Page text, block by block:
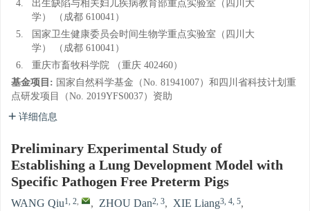
4.
出生缺陷与相关妇儿疾病教育部重点实验室（四川大
学） （成都 610041）
5.
国家卫生健康委员会时间生物学重点实验室（四川大
学） （成都 610041）
6.
重庆市畜牧科学院 （重庆 402460）
基金项目: 国家自然科学基金（No. 81941007）和四川省科技计划重
点研发项目（No. 2019YFS0037）资助
详细信息
Preliminary Experimental Study of
Establishing a Lung Development Model with
Specific Pathogen Free Preterm Pigs
WANG Qiu1, 2, , ZHOU Dan2, 3, XIE Liang3, 4, 5,